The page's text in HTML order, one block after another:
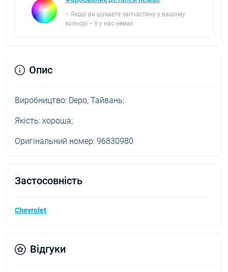
– Якщо ви шукаєте запчастину у вашому
кольорі – її у нас немає
Опис
Виробництво: Depo, Тайвань;
Якість: хороша;
Оригінальний номер: 96830980
Застосовність
Chevrolet
Відгуки